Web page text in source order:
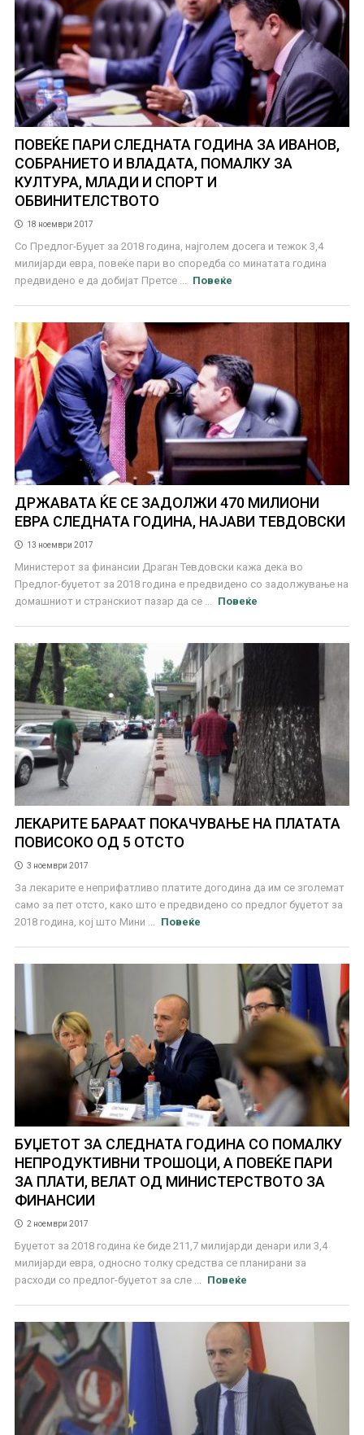
ПОВЕЌЕ ПАРИ СЛЕДНАТА ГОДИНА ЗА ИВАНОВ,
СОБРАНИЕТО И ВЛАДАТА, ПОМАЛКУ ЗА
КУЛТУРА, МЛАДИ И СПОРТ И
ОБВИНИТЕЛСТВОТО
18 ноември 2017
Со Предлог-Буџет за 2018 година, најголем досега и тежок 3,4
милијарди евра, повеќе пари во споредба со минатата година
предвидено е да добијат Претсе ...
Повеќе
ДРЖАВАТА ЌЕ СЕ ЗАДОЛЖИ 470 МИЛИОНИ
ЕВРА СЛЕДНАТА ГОДИНА, НАЈАВИ ТЕВДОВСКИ
13 ноември 2017
Министерот за финансии Драган Тевдовски кажа дека во
Предлог-буџетот за 2018 година е предвидено со задолжување на
домашниот и странскиот пазар да се ...
Повеќе
ЛЕКАРИТЕ БАРААТ ПОКАЧУВАЊЕ НА ПЛАТАТА
ПОВИСОКО ОД 5 ОТСТО
3 ноември 2017
За лекарите е неприфатливо платите догодина да им се зголемат
само за пет отсто, како што е предвидено со предлог буџетот за
2018 година, кој што Мини ...
Повеќе
БУЏЕТОТ ЗА СЛЕДНАТА ГОДИНА СО ПОМАЛКУ
НЕПРОДУКТИВНИ ТРОШОЦИ, А ПОВЕЌЕ ПАРИ
ЗА ПЛАТИ, ВЕЛАТ ОД МИНИСТЕРСТВОТО ЗА
ФИНАНСИИ
2 ноември 2017
Буџетот за 2018 година ќе биде 211,7 милијарди денари или 3,4
милијарди евра, односно толку средства се планирани за
расходи со предлог-буџетот за сле ...
Повеќе